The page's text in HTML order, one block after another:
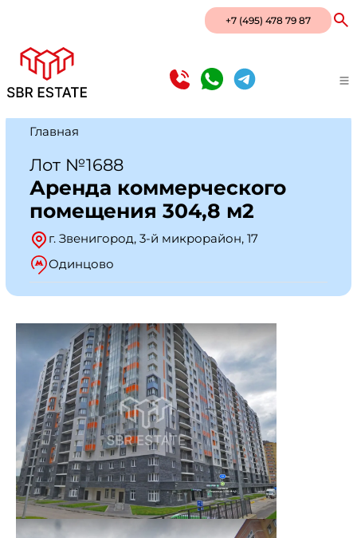
+7 (495) 478 79 87
Главная
Лот №1688
Аренда коммерческого
помещения 304,8 м2
г. Звенигород, 3-й микрорайон, 17
Одинцово